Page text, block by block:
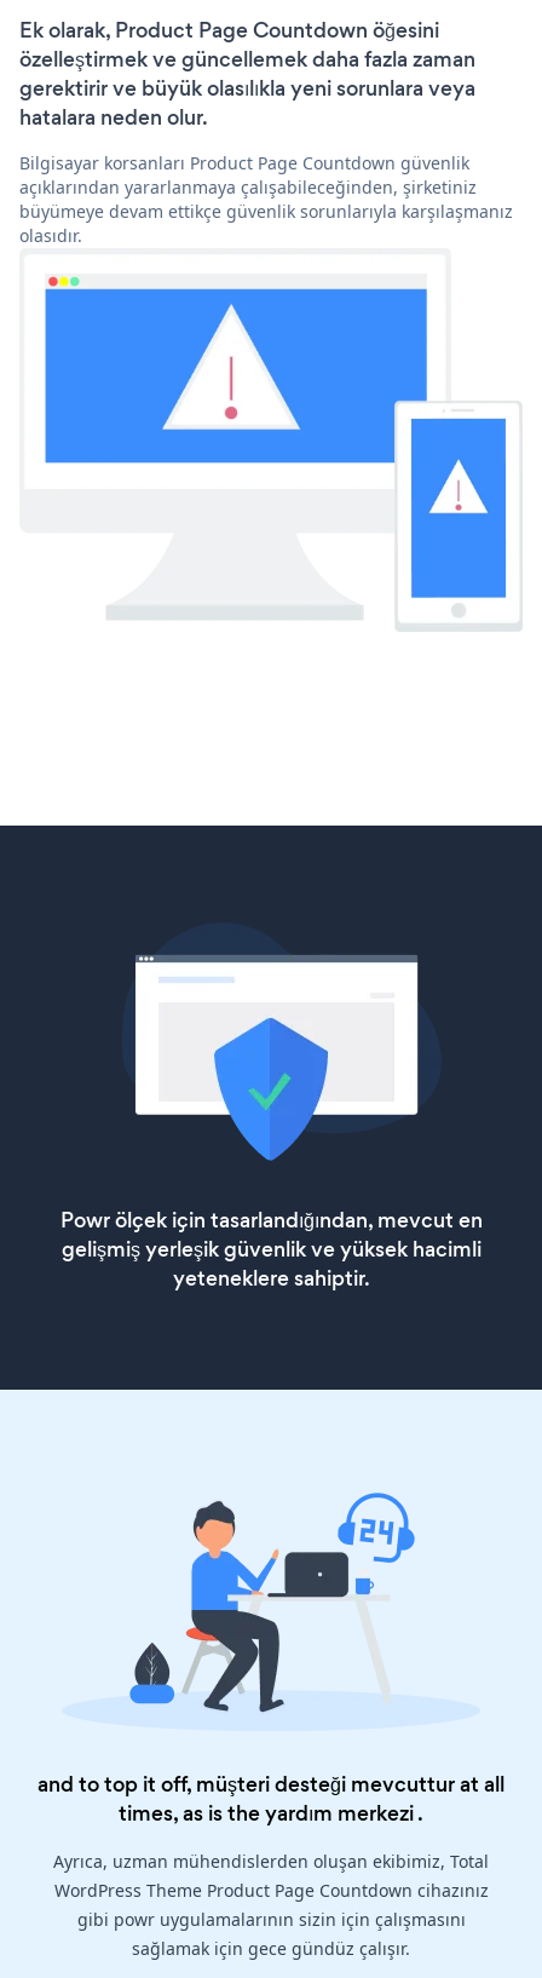
Ek olarak, Product Page Countdown öğesini
özelleştirmek ve güncellemek daha fazla zaman
gerektirir ve büyük olasılıkla yeni sorunlara veya
hatalara neden olur.
Bilgisayar korsanları Product Page Countdown güvenlik
açıklarından yararlanmaya çalışabileceğinden, şirketiniz
büyümeye devam ettikçe güvenlik sorunlarıyla karşılaşmanız
olasıdır.
Powr ölçek için tasarlandığından, mevcut en
gelişmiş yerleşik güvenlik ve yüksek hacimli
yeteneklere sahiptir.
and to top it off, müşteri desteği mevcuttur at all
times, as is theyardım merkezi.
Ayrıca, uzman mühendislerden oluşan ekibimiz, Total
WordPress Theme Product Page Countdown cihazınız
gibi powr uygulamalarının sizin için çalışmasını
sağlamak için gece gündüz çalışır.